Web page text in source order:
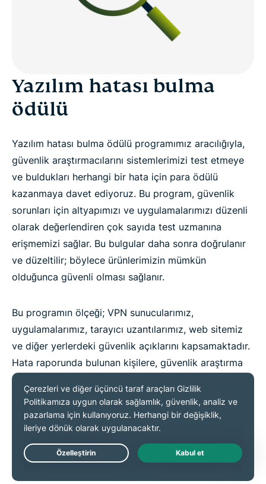
Yazılım hatası bulma
ödülü
Yazılım hatası bulma ödülü programımız aracılığıyla,
güvenlik araştırmacılarını sistemlerimizi test etmeye
ve buldukları herhangi bir hata için para ödülü
kazanmaya davet ediyoruz. Bu program, güvenlik
sorunları için altyapımızı ve uygulamalarımızı düzenli
olarak değerlendiren çok sayıda test uzmanına
erişmemizi sağlar. Bu bulgular daha sonra doğrulanır
ve düzeltilir; böylece ürünlerimizin mümkün
olduğunca güvenli olması sağlanır.
Bu programın ölçeği; VPN sunucularımız,
uygulamalarımız, tarayıcı uzantılarımız, web sitemiz
ve diğer yerlerdeki güvenlik açıklarını kapsamaktadır.
Hata raporunda bulunan kişilere, güvenlik araştırma
alanındaki en iyi yöntemlerin uygulandığı bir güvenli
liman sağlarız.
Hata ödül programımız YesWeHack tarafından
yönetilmektedir.Daha fazlasını öğrenmek veya bir
hata bildirmek için bu bağlantıyı takip edin.
Live Chat